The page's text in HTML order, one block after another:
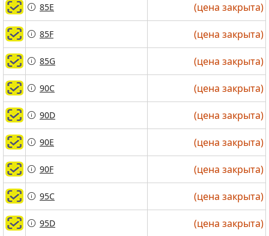
(цена закрыта)
(цена закрыта)
(цена закрыта)
(цена закрыта)
(цена закрыта)
(цена закрыта)
(цена закрыта)
(цена закрыта)
(цена закрыта)
85E (цена закрыта)
85F (цена закрыта)
85G (цена закрыта)
90C (цена закрыта)
90D (цена закрыта)
90E (цена закрыта)
90F (цена закрыта)
95C (цена закрыта)
95D (цена закрыта)